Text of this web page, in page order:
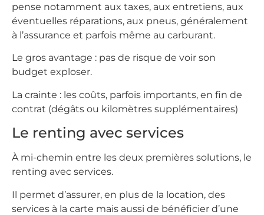
pense notamment aux taxes, aux entretiens, aux
éventuelles réparations, aux pneus, généralement
à l’assurance et parfois même au carburant.
Le gros avantage : pas de risque de voir son
budget exploser.
La crainte : les coûts, parfois importants, en fin de
contrat (dégâts ou kilomètres supplémentaires)
Le renting avec services
À mi-chemin entre les deux premières solutions, le
renting avec services.
Il permet d’assurer, en plus de la location, des
services à la carte mais aussi de bénéficier d’une